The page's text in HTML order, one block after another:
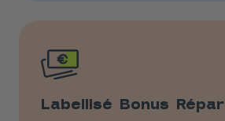
Labellisé Bonus Répar